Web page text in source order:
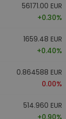
56171.00 EUR
+0.30%
1659.48 EUR
+0.40%
0.864588 EUR
0.00%
514.960 EUR
+0.90%